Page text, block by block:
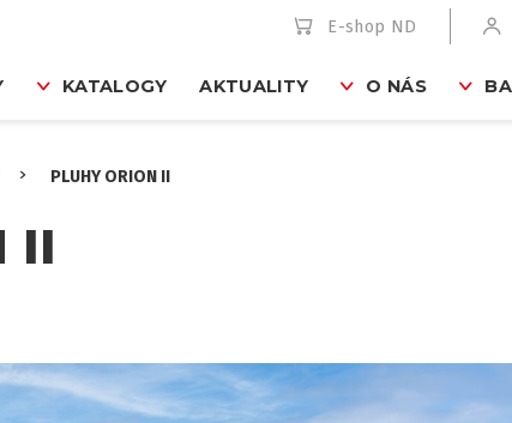
E-shop ND
KATALOGY AKTUALITY O NÁS
PLUHY ORION II
II